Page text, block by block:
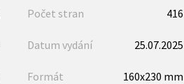
Počet stran 416
Datum vydání 25.07.2025
Formát 160x230 mm